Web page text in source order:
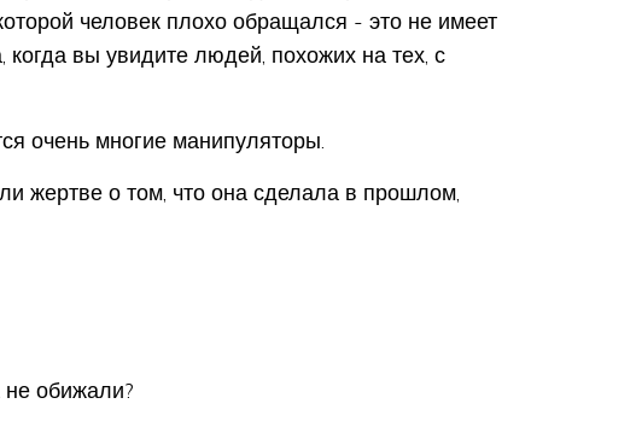
человек плохо обращался - это не имеет
когда вы увидите людей, похожих на тех, с
очень многие манипуляторы.
жертве о том, что она сделала в прошлом,
не обижали?